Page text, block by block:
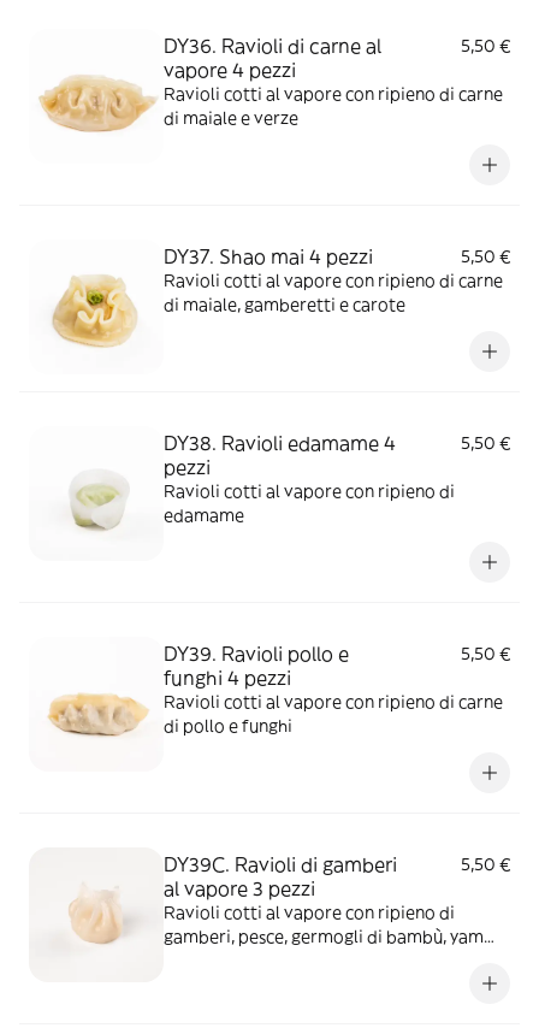
DY36. Ravioli di carne al
vapore 4 pezzi
5,50 €
Ravioli cotti al vapore con ripieno di carne
di maiale e verze
DY37. Shao mai 4 pezzi
5,50 €
Ravioli cotti al vapore con ripieno di carne
di maiale, gamberetti e carote
DY38. Ravioli edamame 4
pezzi
5,50 €
Ravioli cotti al vapore con ripieno di
edamame
DY39. Ravioli pollo e
funghi 4 pezzi
5,50 €
Ravioli cotti al vapore con ripieno di carne
di pollo e funghi
DY39C. Ravioli di gamberi
al vapore 3 pezzi
5,50 €
Ravioli cotti al vapore con ripieno di
gamberi, pesce, germogli di bambù, yam